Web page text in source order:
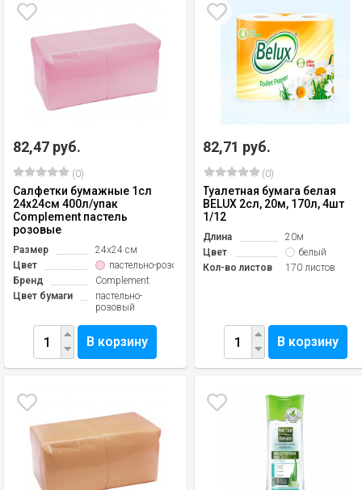
82,47 руб.
(0)
Салфетки бумажные 1сл
24х24см 400л/упак
Complement пастель
розовые
Размер
24х24 см
Цвет
пастельно-розовый
Бренд
Complement
Цвет бумаги
пастельно-
розовый
В корзину
82,71 руб.
(0)
Туалетная бумага белая
BELUX 2сл, 20м, 170л, 4шт
1/12
Длина
20м
Цвет
белый
Кол-во листов
170 листов
В корзину